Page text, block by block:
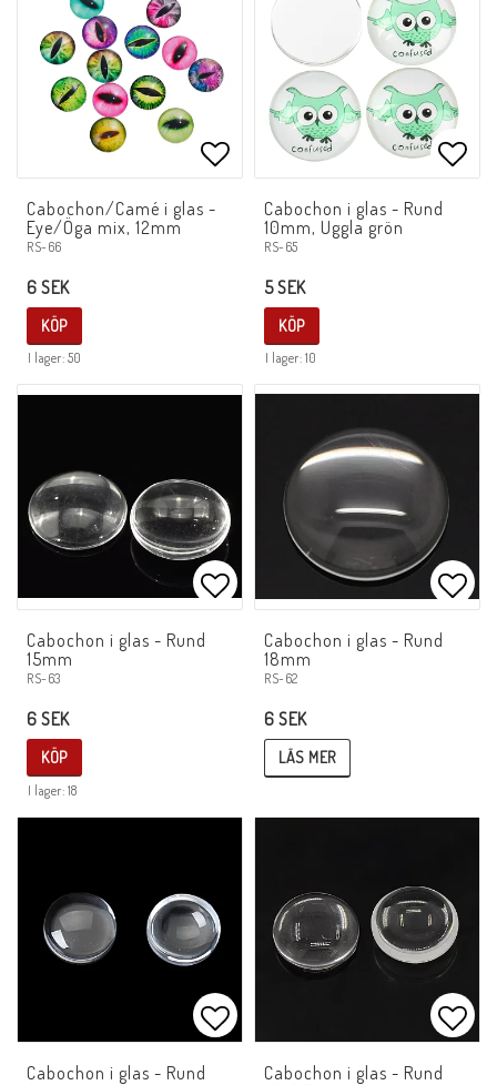
Lägg till i favoritlistan
Cabochon/Camé i glas -
Eye/Öga mix, 12mm
RS-66
6 SEK
I lager: 50
KÖP
Cabochon i glas - Rund
10mm, Uggla grön
RS-65
5 SEK
I lager: 10
KÖP
Lägg till i favoritlistan
Cabochon i glas - Rund
15mm
RS-63
6 SEK
I lager: 18
KÖP
Cabochon i glas - Rund
18mm
RS-62
6 SEK
LÄS MER
Lägg till i favoritlistan
Cabochon i glas - Rund
Cabochon i glas - Rund